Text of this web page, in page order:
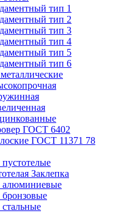
тип 1
тип 2
тип 3
тип 4
тип 5
тип 6
ГОСТ 6402
ГОСТ 11371 78
Заклепка
алюминиевые
бронзовые